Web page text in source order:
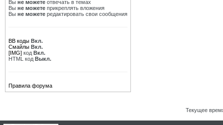
Вы не можете отвечать в темах
Вы не можете прикреплять вложения
Вы не можете редактировать свои сообщения
BB коды Вкл.
Смайлы Вкл.
[IMG] код Вкл.
HTML код Выкл.
Правила форума
Текущее